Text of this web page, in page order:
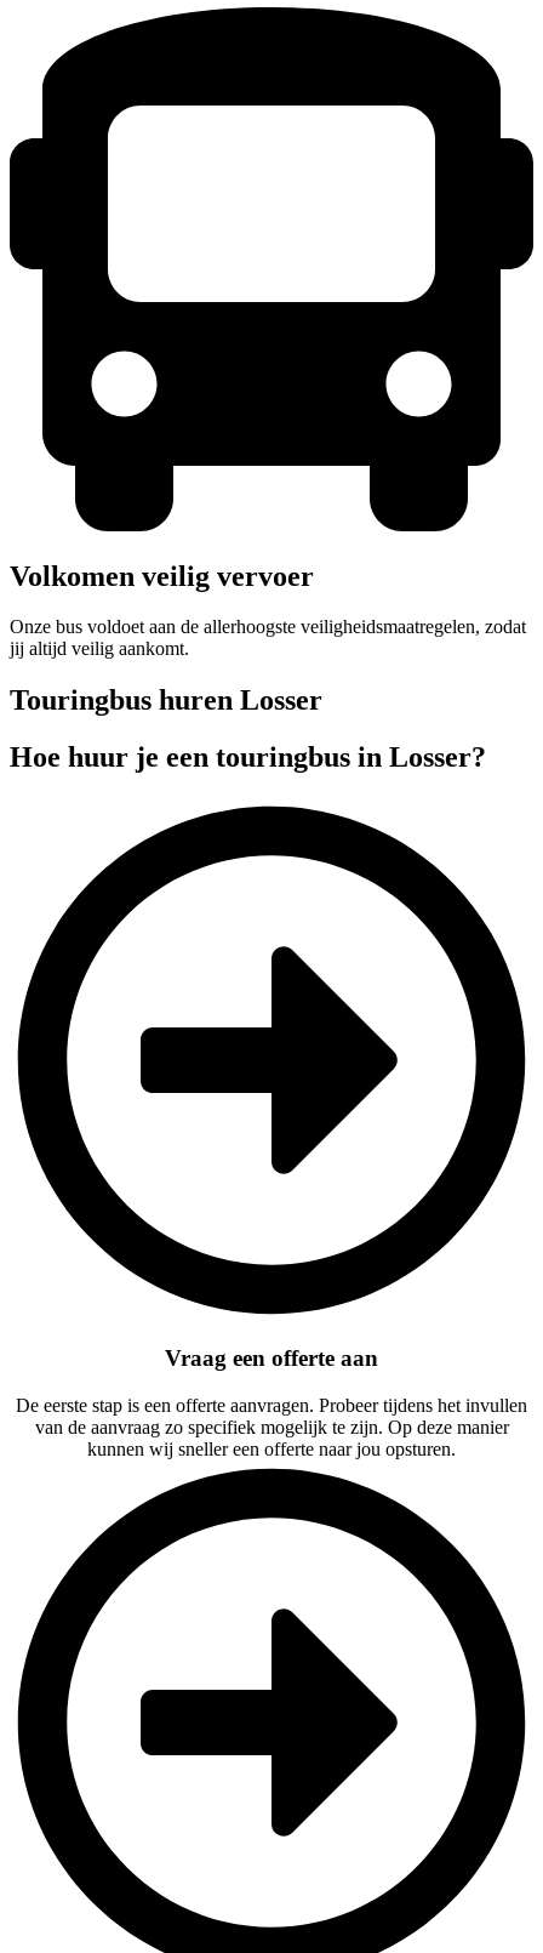
Volkomen veilig vervoer
Onze bus voldoet aan de allerhoogste veiligheidsmaatregelen, zodat
jij altijd veilig aankomt.
Touringbus huren Losser
Hoe huur je een touringbus in Losser?
Vraag een offerte aan
De eerste stap is een offerte aanvragen. Probeer tijdens het invullen
van de aanvraag zo specifiek mogelijk te zijn. Op deze manier
kunnen wij sneller een offerte naar jou opsturen.